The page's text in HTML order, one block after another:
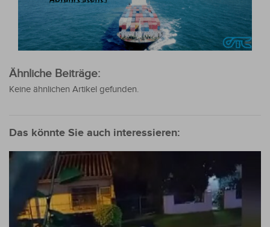
Ähnliche Beiträge:
Keine ähnlichen Artikel gefunden.
Das könnte Sie auch interessieren: